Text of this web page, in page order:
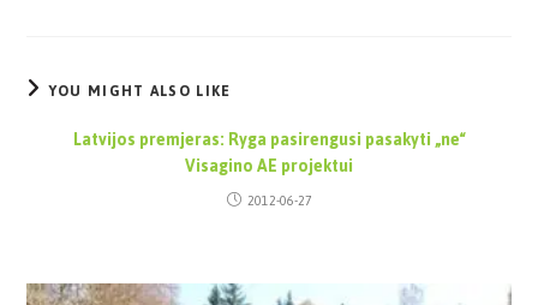
YOU MIGHT ALSO LIKE
Latvijos premjeras: Ryga pasirengusi pasakyti „ne“
Visagino AE projektui
2012-06-27